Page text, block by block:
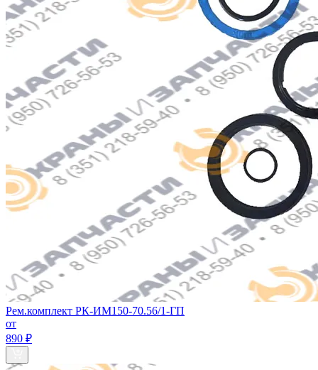
Рем.комплект РК-ИМ150-70.56/1-ГП
от
890 ₽